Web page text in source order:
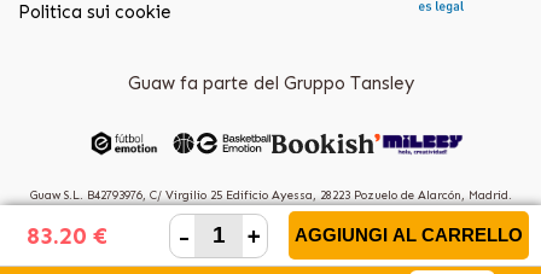
83.20 € - + AGGIUNGI AL CARRELLO
Politica sui cookie
Guaw fa parte del Gruppo Tansley
Guaw S.L. B42793976, C/ Virgilio 25 Edificio Ayessa, 28223 Pozuelo de Alarcón, Madrid.
(Spain)